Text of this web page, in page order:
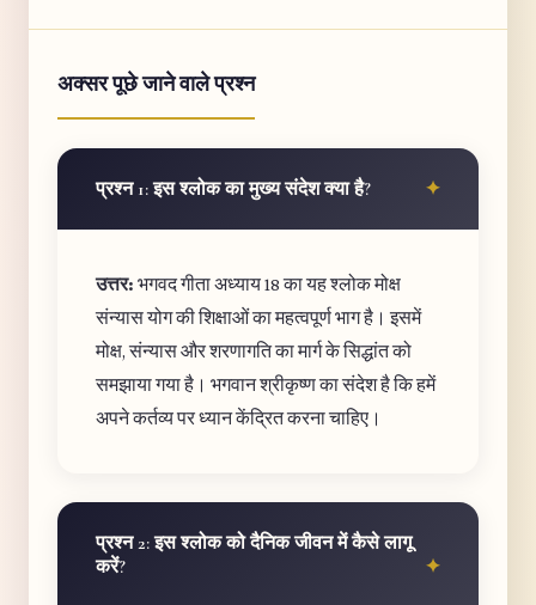
अक्सर पूछे जाने वाले प्रश्न
प्रश्न 1: इस श्लोक का मुख्य संदेश क्या है?
उत्तर: भगवद गीता अध्याय 18 का यह श्लोक मोक्ष
संन्यास योग की शिक्षाओं का महत्वपूर्ण भाग है। इसमें
मोक्ष, संन्यास और शरणागति का मार्ग के सिद्धांत को
समझाया गया है। भगवान श्रीकृष्ण का संदेश है कि हमें
अपने कर्तव्य पर ध्यान केंद्रित करना चाहिए।
प्रश्न 2: इस श्लोक को दैनिक जीवन में कैसे लागू
करें?